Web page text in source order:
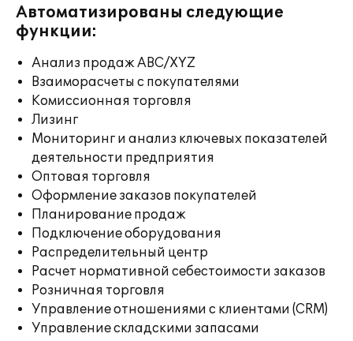
Автоматизированы следующие
функции:
Анализ продаж ABC/XYZ
Взаиморасчеты с покупателями
Комиссионная торговля
Лизинг
Мониторинг и анализ ключевых показателей
деятельности предприятия
Оптовая торговля
Оформление заказов покупателей
Планирование продаж
Подключение оборудования
Распределительный центр
Расчет нормативной себестоимости заказов
Розничная торговля
Управление отношениями с клиентами (CRM)
Управление складскими запасами